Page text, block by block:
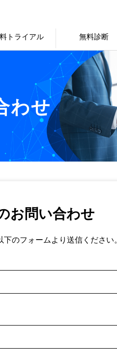
トライアル 無料診断
わせ
お問い合わせ
のフォームより送信ください。